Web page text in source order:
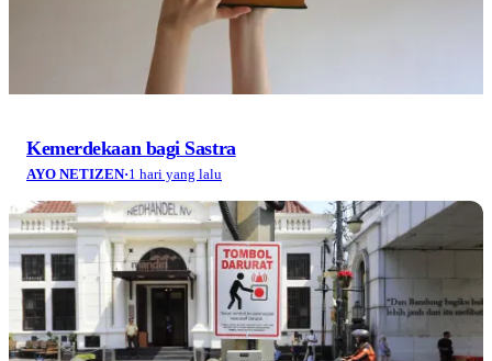
Kemerdekaan bagi Sastra
AYO NETIZEN·1 hari yang lalu